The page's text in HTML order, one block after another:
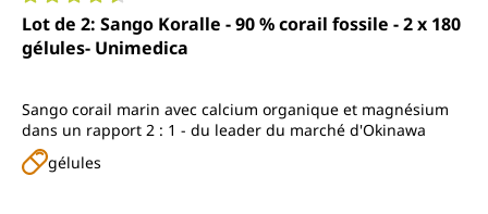
Note moyenne de 4.6 sur 5 étoiles
Lot de 2: Sango Koralle - 90 % corail fossile - 2 x 180
gélules- Unimedica
Sango corail marin avec calcium organique et magnésium
dans un rapport 2 : 1 - du leader du marché d'Okinawa
gélules